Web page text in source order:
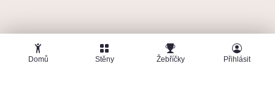
Domů Stěny Žebříčky Přihlásit